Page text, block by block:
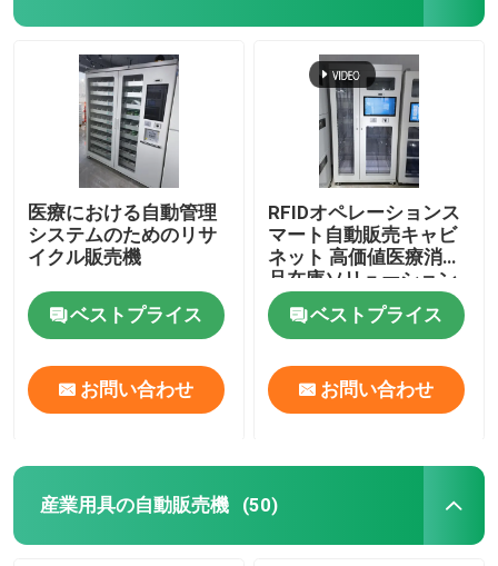
医療における自動管理
システムのためのリサ
イクル販売機
ベストプライス
お問い合わせ
RFIDオペレーションス
マート自動販売キャビ
ネット 高価値医療消耗
品在庫ソリューション
ベストプライス
お問い合わせ
産業用具の自動販売機 (50)